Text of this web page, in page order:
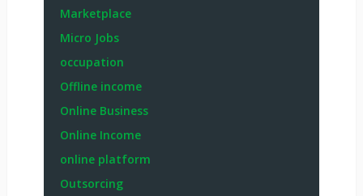
Marketplace
Micro Jobs
occupation
Offline income
Online Business
Online Income
online platform
Outsorcing